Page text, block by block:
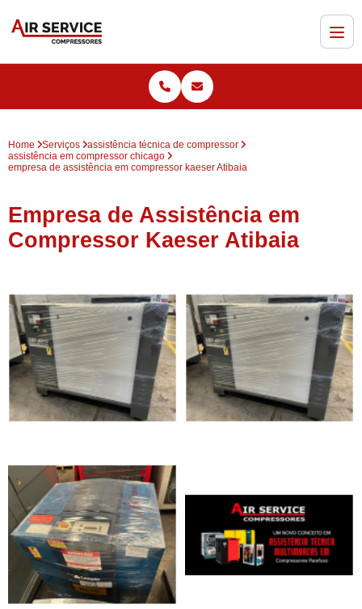
Home Serviços
assistência técnica de compressor
assistência em compressor chicago
empresa de assistência em compressor kaeser Atibaia
Empresa de Assistência em
Compressor Kaeser Atibaia